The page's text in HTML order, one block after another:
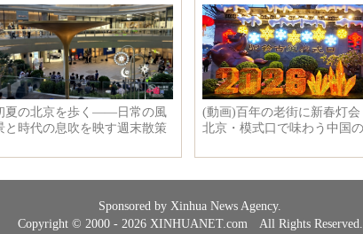
Sponsored by Xinhua News Agency.
Copyright © 2000 - 2026 XINHUANET.com All Rights Reserved.